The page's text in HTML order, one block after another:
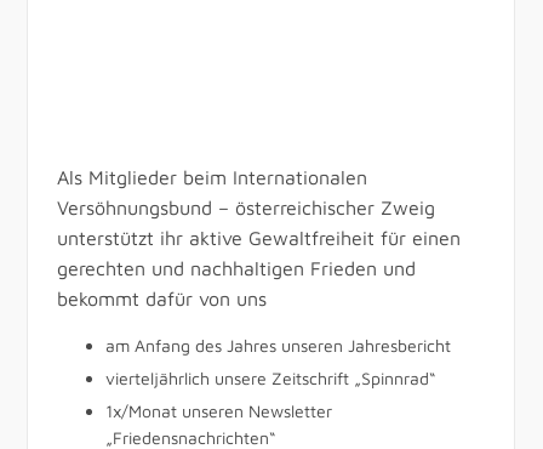
Als Mitglieder beim Internationalen
Versöhnungsbund – österreichischer Zweig
unterstützt ihr aktive Gewaltfreiheit für einen
gerechten und nachhaltigen Frieden und
bekommt dafür von uns
am Anfang des Jahres unseren Jahresbericht
vierteljährlich unsere Zeitschrift „Spinnrad“
1x/Monat unseren Newsletter
„Friedensnachrichten“